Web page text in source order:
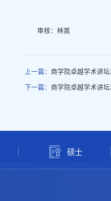
审核：林嵩
上一篇： 商学院卓越学术讲
下一篇： 商学院卓越学术讲
硕士